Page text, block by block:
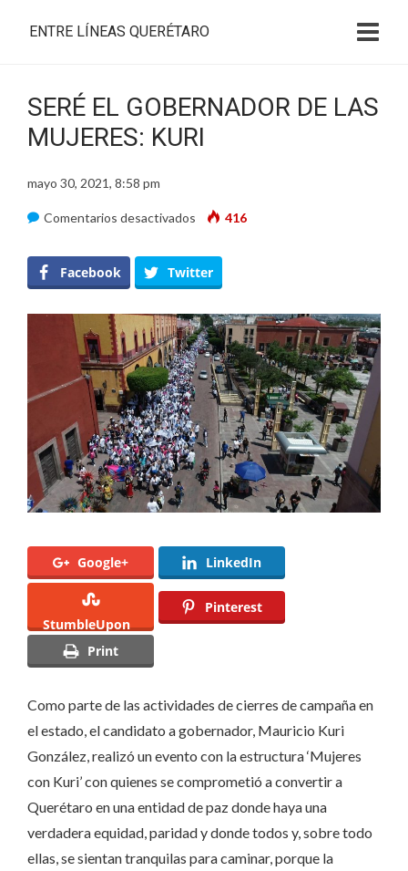
ENTRE LÍNEAS QUERÉTARO
SERÉ EL GOBERNADOR DE LAS
MUJERES: KURI
mayo 30, 2021, 8:58 pm
Comentarios desactivados en
EL
GOBERNADOR
DE
LAS
MUJERES:
KURI
416
Facebook Twitter
Google+ LinkedIn
StumbleUpon
Pinterest
Print
Como parte de las actividades de cierres de campaña en
el estado, el candidato a gobernador, Mauricio Kuri
González, realizó un evento con la estructura ‘Mujeres
con Kuri’ con quienes se comprometió a convertir a
Querétaro en una entidad de paz donde haya una
verdadera equidad, paridad y donde todos y, sobre todo
ellas, se sientan tranquilas para caminar, porque la